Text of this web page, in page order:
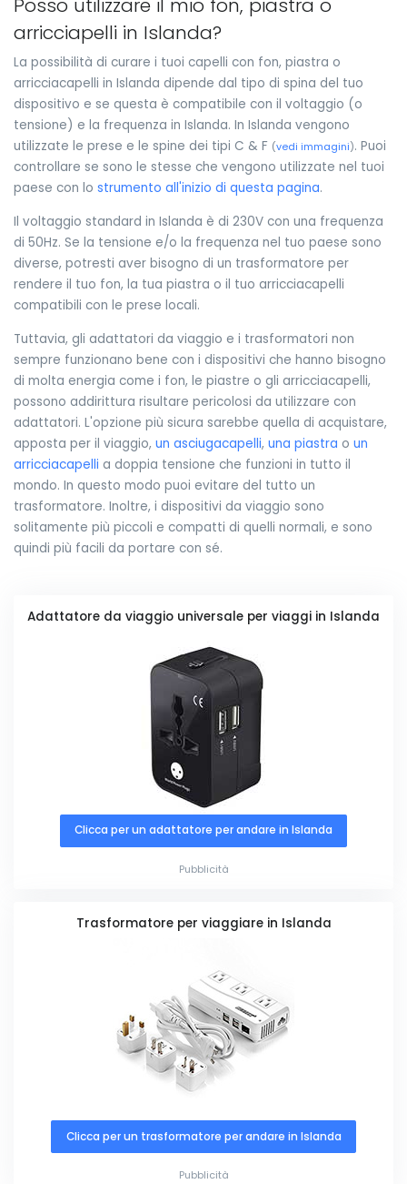
Posso utilizzare il mio fon, piastra o
arricciapelli in Islanda?
La possibilità di curare i tuoi capelli con fon, piastra o
arricciacapelli in Islanda dipende dal tipo di spina del tuo
dispositivo e se questa è compatibile con il voltaggio (o
tensione) e la frequenza in Islanda. In Islanda vengono
utilizzate le prese e le spine dei tipi C & F (vedi immagini). Puoi
controllare se sono le stesse che vengono utilizzate nel tuoi
paese con lo strumento all'inizio di questa pagina.
Il voltaggio standard in Islanda è di 230V con una frequenza
di 50Hz. Se la tensione e/o la frequenza nel tuo paese sono
diverse, potresti aver bisogno di un trasformatore per
rendere il tuo fon, la tua piastra o il tuo arricciacapelli
compatibili con le prese locali.
Tuttavia, gli adattatori da viaggio e i trasformatori non
sempre funzionano bene con i dispositivi che hanno bisogno
di molta energia come i fon, le piastre o gli arricciacapelli,
possono addirittura risultare pericolosi da utilizzare con
adattatori. L'opzione più sicura sarebbe quella di acquistare,
apposta per il viaggio, un asciugacapelli, una piastra o un
arricciacapelli a doppia tensione che funzioni in tutto il
mondo. In questo modo puoi evitare del tutto un
trasformatore. Inoltre, i dispositivi da viaggio sono
solitamente più piccoli e compatti di quelli normali, e sono
quindi più facili da portare con sé.
Adattatore da viaggio universale per viaggi in Islanda
Clicca per un adattatore per andare in Islanda
Pubblicità
Trasformatore per viaggiare in Islanda
Clicca per un trasformatore per andare in Islanda
Pubblicità